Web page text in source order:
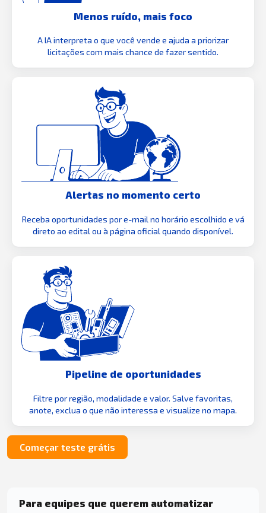
Menos ruído, mais foco
A IA interpreta o que você vende e ajuda a priorizar
licitações com mais chance de fazer sentido.
Alertas no momento certo
Receba oportunidades por e-mail no horário escolhido e vá
direto ao edital ou à página oficial quando disponível.
Pipeline de oportunidades
Filtre por região, modalidade e valor. Salve favoritas,
anote, exclua o que não interessa e visualize no mapa.
Começar teste grátis
Para equipes que querem automatizar